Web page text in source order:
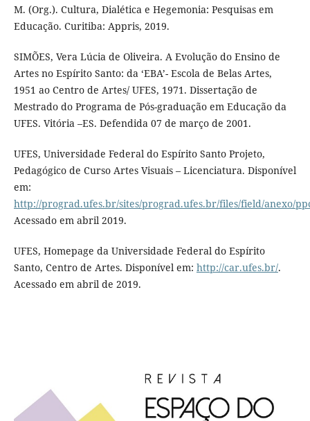
M. (Org.). Cultura, Dialética e Hegemonia: Pesquisas em
Educação. Curitiba: Appris, 2019.
SIMÕES, Vera Lúcia de Oliveira. A Evolução do Ensino de
Artes no Espírito Santo: da ‘EBA’- Escola de Belas Artes,
1951 ao Centro de Artes/ UFES, 1971. Dissertação de
Mestrado do Programa de Pós-graduação em Educação da
UFES. Vitória –ES. Defendida 07 de março de 2001.
UFES, Universidade Federal do Espírito Santo Projeto,
Pedagógico de Curso Artes Visuais – Licenciatura. Disponível
em:
http://prograd.ufes.br/sites/prograd.ufes.br/files/field/anexo/
Acessado em abril 2019.
UFES, Homepage da Universidade Federal do Espírito
Santo, Centro de Artes. Disponível em: http://car.ufes.br/.
Acessado em abril de 2019.